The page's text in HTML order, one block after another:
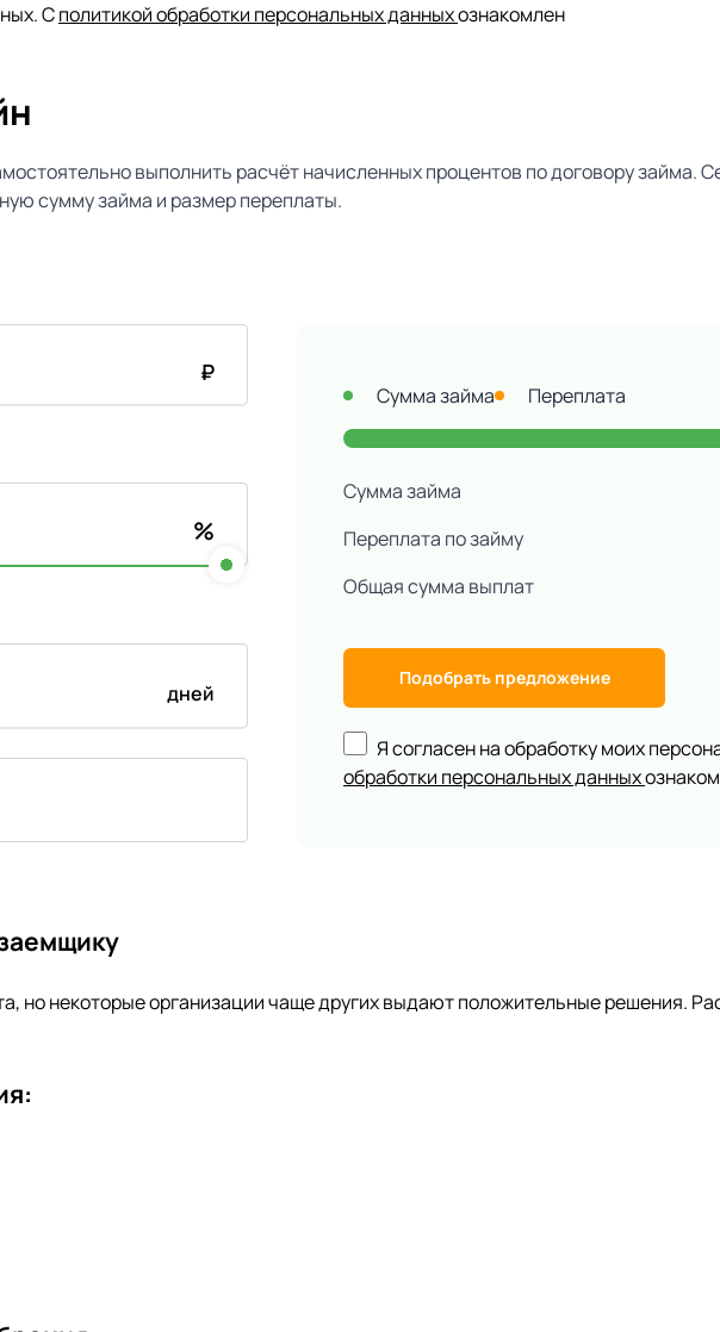
Сполитикой обработки персональных данныхознакомлен
выполнить расчёт начисленных процентов по договору займа.
сумму займа и размер переплаты.
₽
%
дней
Сумма займа Переплата
Сумма займа
Переплата по займу
Общая сумма выплат
Подобрать предложение
Я согласен на обработку моих
обработки персональных данных
но некоторые организации чаще других выдают положительные решения.